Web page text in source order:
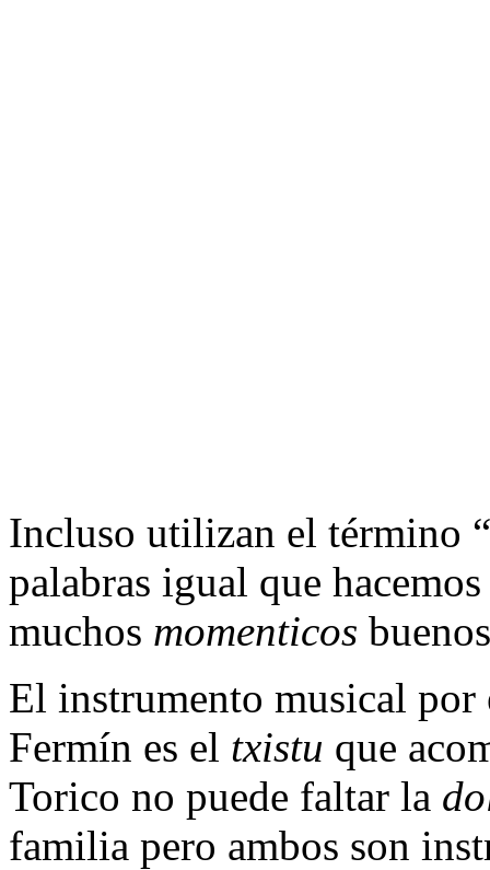
Incluso utilizan el término
palabras igual que
muchos momenticos
El instrumento musical por
Fermín es el txistu que
Torico no puede faltar la
familia pero ambos son